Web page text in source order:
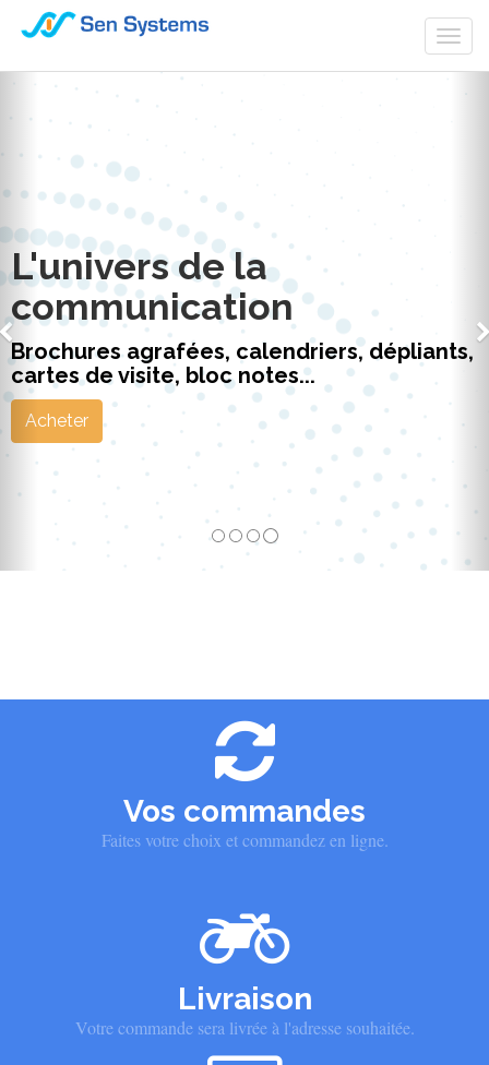
L'univers de la
communication
Brochures agrafées, calendriers, dépliants,
cartes de visite, bloc notes...
Acheter
Vos commandes
Faites votre choix et commandez en ligne.
Livraison
Votre commande sera livrée à l'adresse souhaitée.